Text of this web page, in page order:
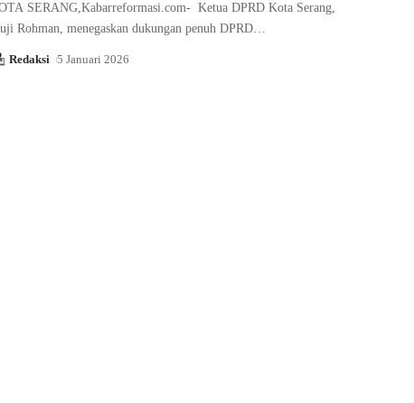
SERANG,Kabarreformasi.com- Ketua DPRD Kota Serang,
Rohman, menegaskan dukungan penuh DPRD…
Redaksi 5 Januari 2026